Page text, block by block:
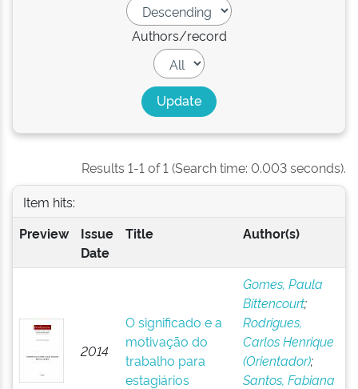
Authors/record
Results 1-1 of 1 (Search time: 0.003 seconds).
Item hits:
Preview
Issue
Date
Title Author(s)
2014
O significado e a
motivação do
trabalho para
estagiários
Gomes, Paula
Bittencourt;
Rodrigues,
Carlos Henrique
(Orientador);
Santos, Fabiana